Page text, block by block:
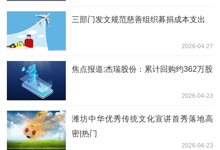
三部门发文规范慈善组织募捐成本支出
2026-04-27
焦点报道:杰瑞股份：累计回购约362万股
2026-04-23
潍坊中华优秀传统文化宣讲首秀落地高
密|热门
2026-04-23